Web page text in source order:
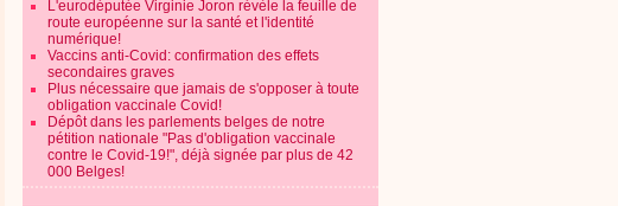
L'eurodéputée Virginie Joron révèle la feuille de
route européenne sur la santé et l'identité
numérique!
Vaccins anti-Covid: confirmation des effets
secondaires graves
Plus nécessaire que jamais de s'opposer à toute
obligation vaccinale Covid!
Dépôt dans les parlements belges de notre
pétition nationale "Pas d'obligation vaccinale
contre le Covid-19!", déjà signée par plus de 42
000 Belges!